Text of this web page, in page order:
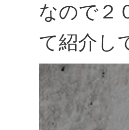
なので２
て紹介し